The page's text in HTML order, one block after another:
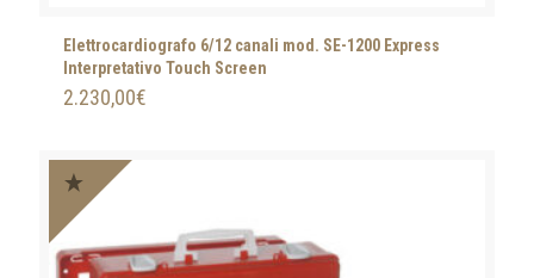
Elettrocardiografo 6/12 canali mod. SE-1200 Express
Interpretativo Touch Screen
2.230,00€